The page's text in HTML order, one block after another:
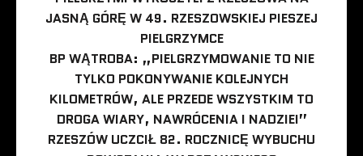
JASNĄ GÓRĘ W 49. RZESZOWSKIEJ PIESZEJ
PIELGRZYMCE
BP WĄTROBA: „PIELGRZYMOWANIE TO NIE
TYLKO POKONYWANIE KOLEJNYCH
KILOMETRÓW, ALE PRZEDE WSZYSTKIM TO
DROGA WIARY, NAWRÓCENIA I NADZIEI”
RZESZÓW UCZCIŁ 82. ROCZNICĘ WYBUCHU